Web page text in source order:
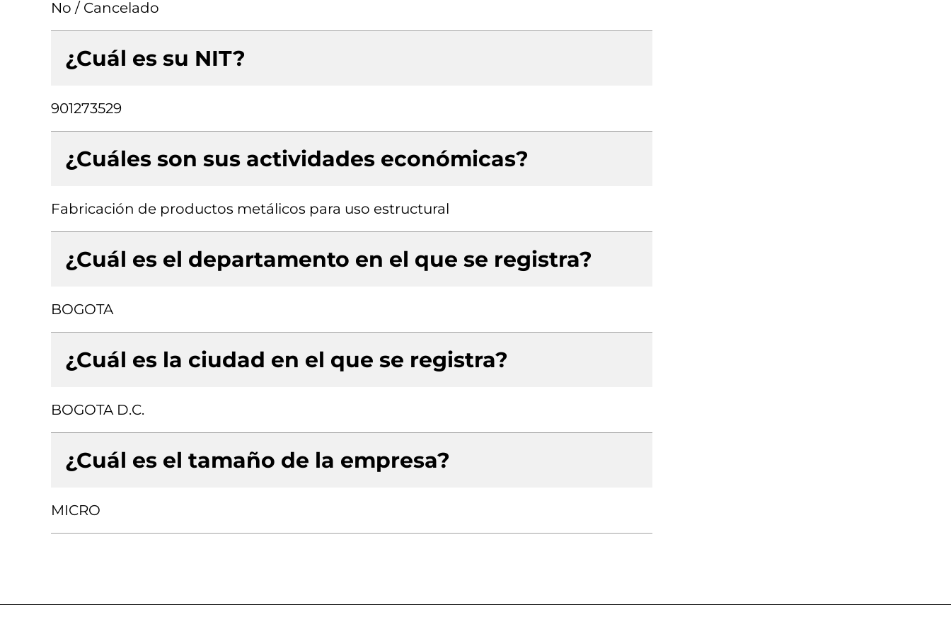
No / Cancelado
¿Cuál es su NIT?
901273529
¿Cuáles son sus actividades económicas?
Fabricación de productos metálicos para uso estructural
¿Cuál es el departamento en el que se registra?
BOGOTA
¿Cuál es la ciudad en el que se registra?
BOGOTA D.C.
¿Cuál es el tamaño de la empresa?
MICRO